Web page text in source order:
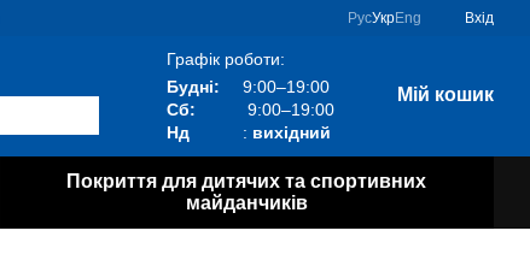
РусУкрEng Вхід
Графік роботи:
Будні:
9:00–19:00
Сб:
9:00–19:00
Нд
: вихідний
Мій кошик
Покриття для дитячих та спортивних
майданчиків